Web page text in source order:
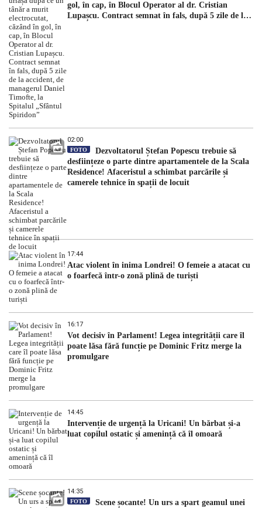
gol, în cap, în Blocul Operator al dr. Cristian
Lupașcu. Contract semnat în fals, după 5 zile de la
02:00
FOTO
Dezvoltatorul Ștefan Popescu trebuie să
desființeze o parte dintre apartamentele de la Scala
Residence! Afaceristul a schimbat parcările și
camerele tehnice în spații de locuit
17:44
Atac violent în inima Londrei! O femeie a atacat cu
o foarfecă într-o zonă plină de turiști
16:17
Vot decisiv în Parlament! Legea integrității care îl
poate lăsa fără funcție pe Dominic Fritz merge la
promulgare
14:45
Intervenție de urgență la Uricani! Un bărbat și-a
luat copilul ostatic și amenință că îl omoară
14:35
FOTO
Scene șocante! Un urs a spart geamul unei